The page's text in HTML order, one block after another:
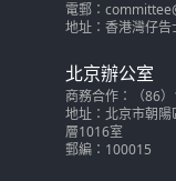
電郵：
地址：香港灣仔
北京辦公室
商務合作：（86
地址：北京市朝
層1016室
郵編：100015